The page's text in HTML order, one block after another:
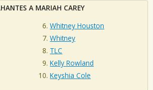
A MARIAH CAREY
Whitney Houston
Whitney
TLC
Kelly Rowland
Keyshia Cole